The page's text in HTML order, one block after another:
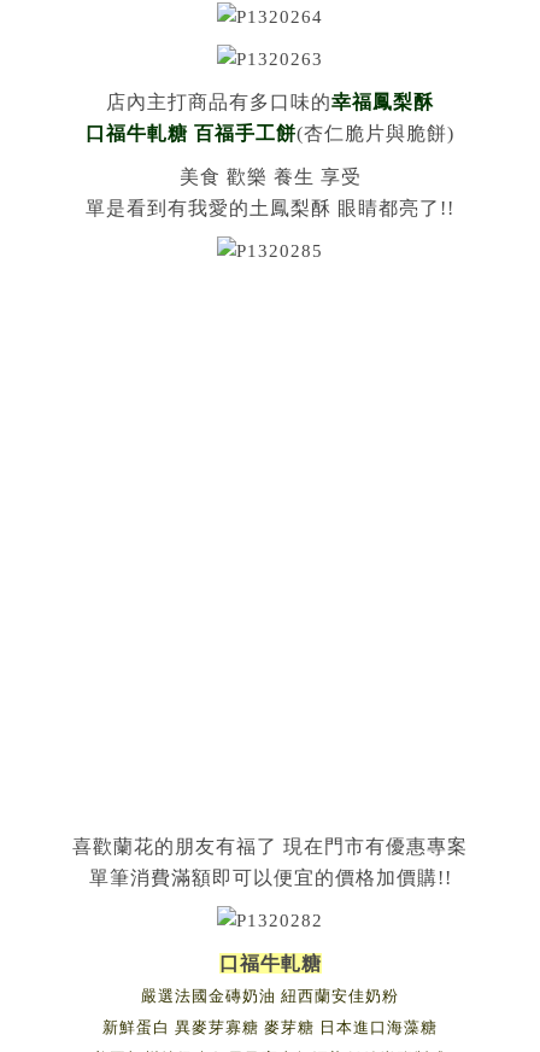
店內主打商品有多口味的幸福鳳梨酥
口福牛軋糖 百福手工餅(杏仁脆片與脆餅)
美食 歡樂 養生 享受
單是看到有我愛的土鳳梨酥 眼睛都亮了!!
喜歡蘭花的朋友有福了 現在門市有優惠專案
單筆消費滿額即可以便宜的價格加價購!!
口福牛軋糖
嚴選法國金磚奶油 紐西蘭安佳奶粉
新鮮蛋白 異麥芽寡糖 麥芽糖 日本進口海藻糖